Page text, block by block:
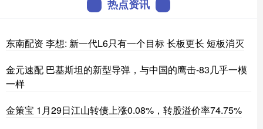
热点资讯
东南配资 李想: 新一代L6只有一个目标 长板更长 短板消灭
金元速配 巴基斯坦的新型导弹，与中国的鹰击-83几乎一模
一样
金策宝 1月29日江山转债上涨0.08%，转股溢价率74.75%